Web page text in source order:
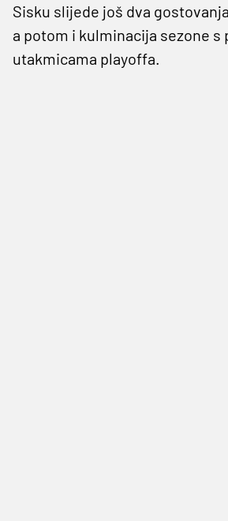
Sisku slijede još dva
a potom i kulminacija sezone s
utakmicama playoffa.